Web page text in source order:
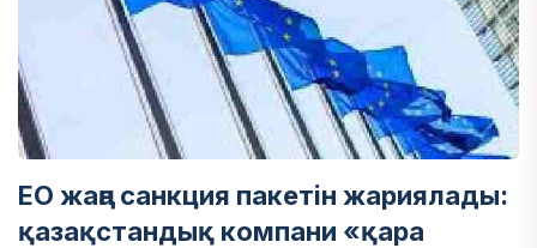
ЕО жаңа санкция пакетін жариялады:
қазақстандық компани «қара